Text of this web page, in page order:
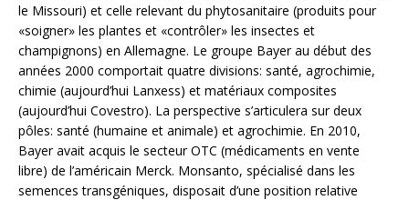
le Missouri) et celle relevant du phytosanitaire (produits pour
«soigner» les plantes et «contrôler» les insectes et
champignons) en Allemagne. Le groupe Bayer au début des
années 2000 comportait quatre divisions: santé, agrochimie,
chimie (aujourd’hui Lanxess) et matériaux composites
(aujourd’hui Covestro). La perspective s’articulera sur deux
pôles: santé (humaine et animale) et agrochimie. En 2010,
Bayer avait acquis le secteur OTC (médicaments en vente
libre) de l’américain Merck. Monsanto, spécialisé dans les
semences transgéniques, disposait d’une position relative